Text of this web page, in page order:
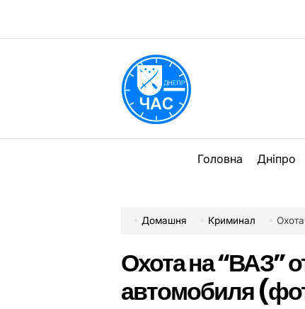
вмісту
Головна Дніпро
Домашня Криминал
Охота на “ВАЗ”
автомобиля